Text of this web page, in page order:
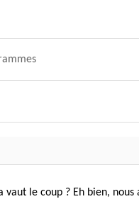
le coup ? Eh bien,